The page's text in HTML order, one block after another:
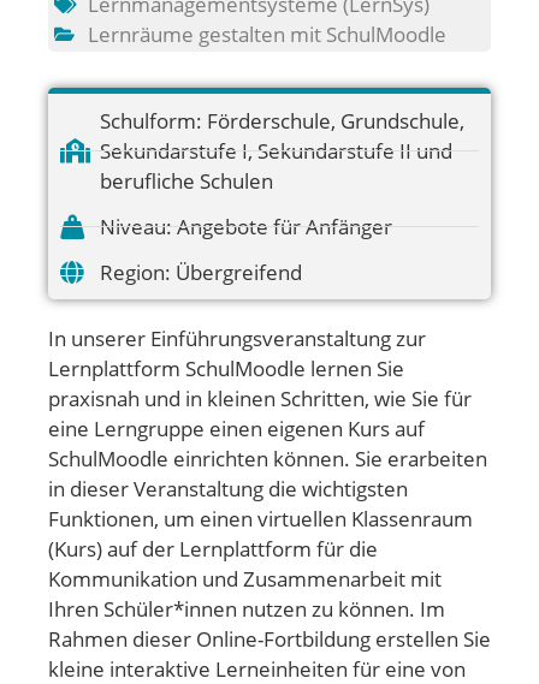
Lernräume gestalten mit SchulMoodle
Schulform: Förderschule, Grundschule,
Sekundarstufe I, Sekundarstufe II und
berufliche Schulen
Niveau: Angebote für Anfänger
Region: Übergreifend
In unserer Einführungsveranstaltung zur
Lernplattform SchulMoodle lernen Sie
praxisnah und in kleinen Schritten, wie Sie für
eine Lerngruppe einen eigenen Kurs auf
SchulMoodle einrichten können. Sie erarbeiten
in dieser Veranstaltung die wichtigsten
Funktionen, um einen virtuellen Klassenraum
(Kurs) auf der Lernplattform für die
Kommunikation und Zusammenarbeit mit
Ihren Schüler*innen nutzen zu können. Im
Rahmen dieser Online-Fortbildung erstellen Sie
kleine interaktive Lerneinheiten für eine von